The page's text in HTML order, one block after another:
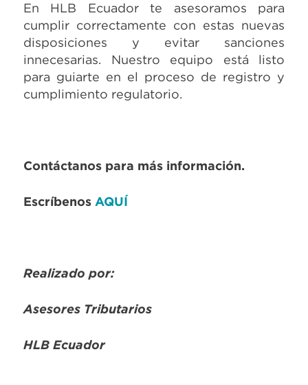
En HLB Ecuador te asesoramos para
cumplir correctamente con estas nuevas
disposiciones y evitar sanciones
innecesarias. Nuestro equipo está listo
para guiarte en el proceso de registro y
cumplimiento regulatorio.
Contáctanos para más información.
Escríbenos AQUÍ
Realizado por:
Asesores Tributarios
HLB Ecuador